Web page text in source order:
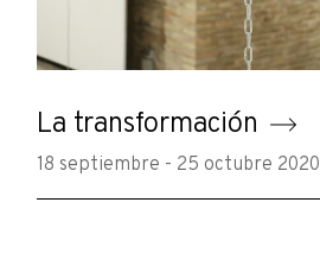
La transformación
18 septiembre - 25 octubre 2020